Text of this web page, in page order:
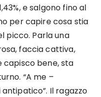
e salgono fino al
per capire cosa stia
picco. Parla una
faccia cattiva,
capisco bene, sta
“A me –
Il ragazzo